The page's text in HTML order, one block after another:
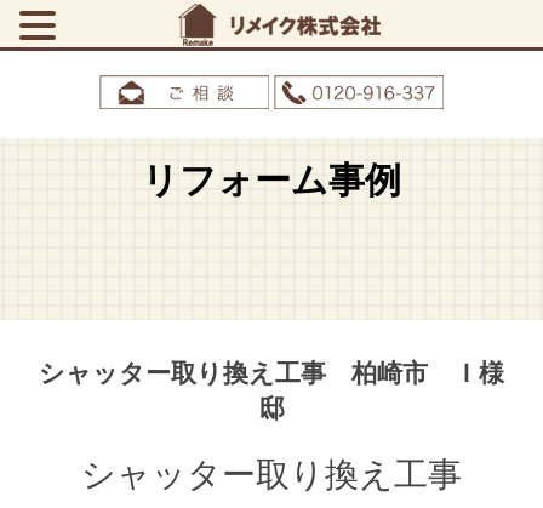
リフォーム事例
シャッター取り換え工事 柏崎市 Ｉ様
邸
シャッター取り換え工事